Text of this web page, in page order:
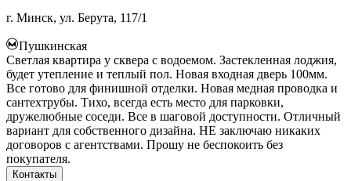
г. Минск, ул. Берута, 117/1
Пушкинская
Светлая квартира у сквера с водоемом. Застекленная лоджия,
будет утепление и теплый пол. Новая входная дверь 100мм.
Все готово для финишной отделки. Новая медная проводка и
сантехтрубы. Тихо, всегда есть место для парковки,
дружелюбные соседи. Все в шаговой доступности. Отличный
вариант для собственного дизайна. НЕ заключаю никаких
договоров с агентствами. Прошу не беспокоить без
покупателя.
Контакты